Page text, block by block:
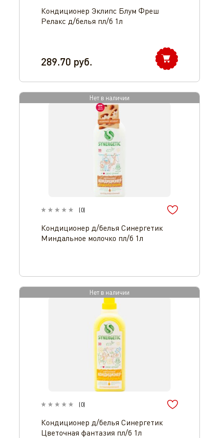
Кондиционер Эклипс Блум Фреш
Релакс д/белья пл/б 1л
289.70 руб.
Нет в наличии
(0)
Кондиционер д/белья Синергетик
Миндальное молочко пл/б 1л
Нет в наличии
(0)
Кондиционер д/белья Синергетик
Цветочная фантазия пл/б 1л